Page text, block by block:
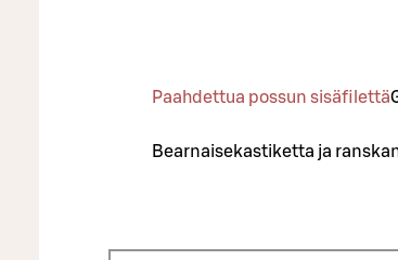
Paahdettua possun sisäfilettä
Bearnaisekastiketta ja